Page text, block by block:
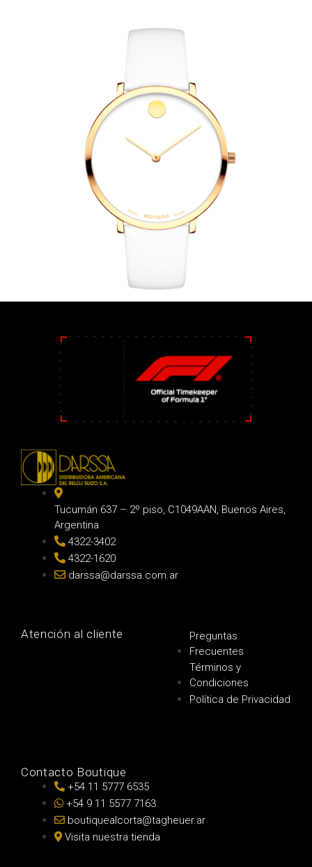
Tucumán 637 – 2º piso, C1049AAN, Buenos Aires,
Argentina
4322-3402
4322-1620
darssa@darssa.com.ar
Atención al cliente
Preguntas
Frecuentes
Términos y
Condiciones
Política de Privacidad
Contacto Boutique
+54 11 5777 6535
+54 9 11 5577 7163
boutiquealcorta@tagheuer.ar
Visita nuestra tienda